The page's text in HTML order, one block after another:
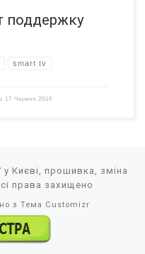
поддержку
smart tv
17 Червня 2016
Києві, прошивка, зміна
права захищено
з Тема Customizr